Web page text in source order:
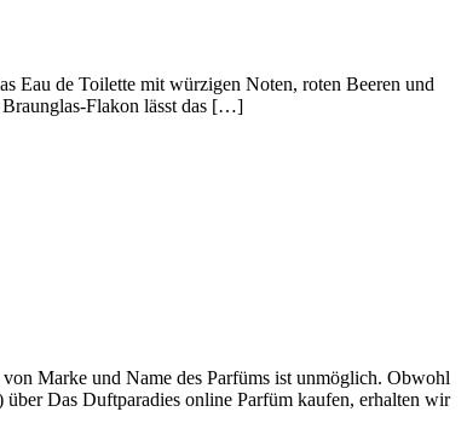
Eau de Toilette mit würzigen Noten, roten Beeren und
Flakon lässt das […]
Marke und Name des Parfüms ist unmöglich. Obwohl
Das Duftparadies online Parfüm kaufen, erhalten wir